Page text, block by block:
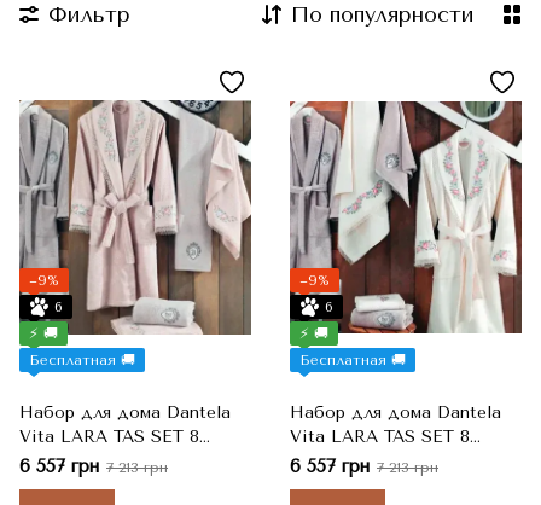
Фильтр По популярности
−9%
6
⚡ 🚚
Бесплатная 🚚
Набор для дома Dantela
Vita LARA TAS SET 8
BAMBU 2 халата + 2 пары
тапочек + 4 полотенца,
6 557 грн 7 213 грн
−9%
6
⚡ 🚚
Бесплатная 🚚
Набор для дома Dantela
Vita LARA TAS SET 8
BAMBU 2 халата + 2 пары
тапочек + 4 полотенца,
6 557 грн 7 213 грн